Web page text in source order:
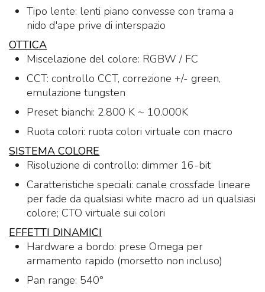
Tipo lente: lenti piano convesse con trama a
nido d'ape prive di interspazio
OTTICA
Miscelazione del colore: RGBW / FC
CCT: controllo CCT, correzione +/- green,
emulazione tungsten
Preset bianchi: 2.800 K ~ 10.000K
Ruota colori: ruota colori virtuale con macro
SISTEMA COLORE
Risoluzione di controllo: dimmer 16-bit
Caratteristiche speciali: canale crossfade lineare
per fade da qualsiasi white macro ad un qualsiasi
colore; CTO virtuale sui colori
EFFETTI DINAMICI
Hardware a bordo: prese Omega per
armamento rapido (morsetto non incluso)
Pan range: 540°